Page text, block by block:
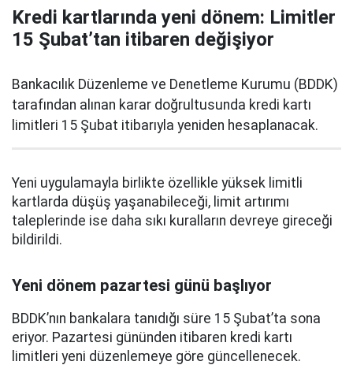
Kredi kartlarında yeni dönem: Limitler
15 Şubat’tan itibaren değişiyor
Bankacılık Düzenleme ve Denetleme Kurumu (BDDK)
tarafından alınan karar doğrultusunda kredi kartı
limitleri 15 Şubat itibarıyla yeniden hesaplanacak.
Yeni uygulamayla birlikte özellikle yüksek limitli
kartlarda düşüş yaşanabileceği, limit artırımı
taleplerinde ise daha sıkı kuralların devreye gireceği
bildirildi.
Yeni dönem pazartesi günü başlıyor
BDDK’nın bankalara tanıdığı süre 15 Şubat’ta sona
eriyor. Pazartesi gününden itibaren kredi kartı
limitleri yeni düzenlemeye göre güncellenecek.